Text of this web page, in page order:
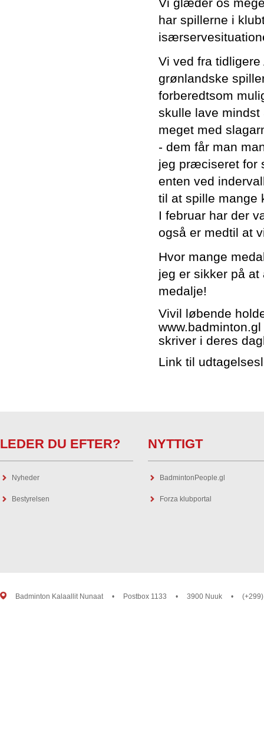
har spillerne i
Vi ved fra
grønlandske
forberedtsom
skulle lave
meget med
- dem får man
jeg præciseret for
enten ved
til at spille mange
I februar har der
også er medtil at
Hvor mange
jeg er sikker på
medalje!
Vivil løbende
skriver i deres
Link til
LEDER DU EFTER?
Nyheder
Bestyrelsen
NYTTIGT
BadmintonPeople.gl
Forza klubportal
Badminton Kalaallit Nunaat • Postbox 1133 • 3900 Nuuk •